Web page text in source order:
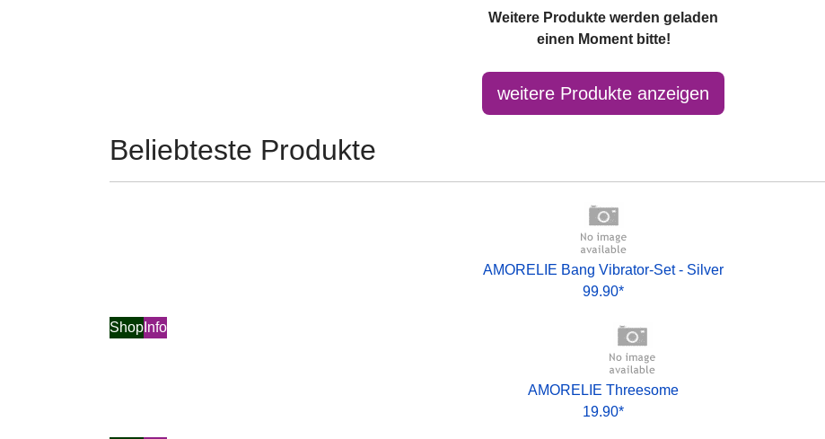
Weitere Produkte werden geladen
einen Moment bitte!
Beliebteste Produkte
AMORELIE Bang Vibrator-Set - Silver
99.90*
Shop Info
AMORELIE Threesome
19.90*